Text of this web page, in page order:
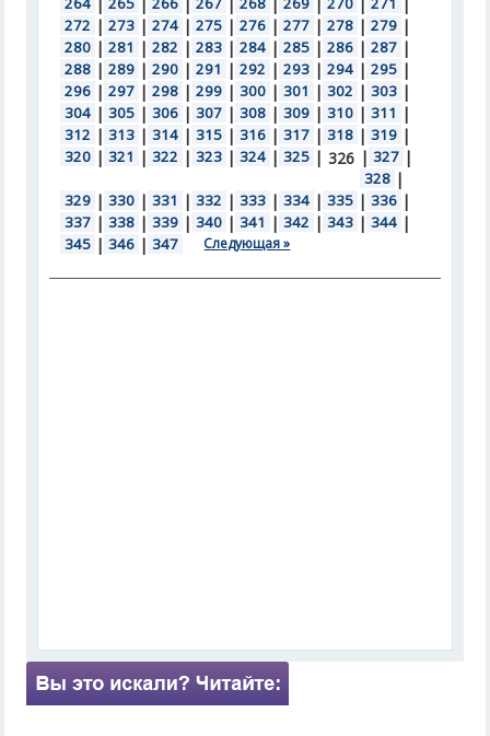
272 | 273 | 274 | 275 | 276 | 277 | 278 | 279 |
280 | 281 | 282 | 283 | 284 | 285 | 286 | 287 |
288 | 289 | 290 | 291 | 292 | 293 | 294 | 295 |
296 | 297 | 298 | 299 | 300 | 301 | 302 | 303 |
304 | 305 | 306 | 307 | 308 | 309 | 310 | 311 |
312 | 313 | 314 | 315 | 316 | 317 | 318 | 319 |
320 | 321 | 322 | 323 | 324 | 325 | 326 | 327 |
328 |
329 | 330 | 331 | 332 | 333 | 334 | 335 | 336 |
337 | 338 | 339 | 340 | 341 | 342 | 343 | 344 |
345 | 346 | 347 Следующая »